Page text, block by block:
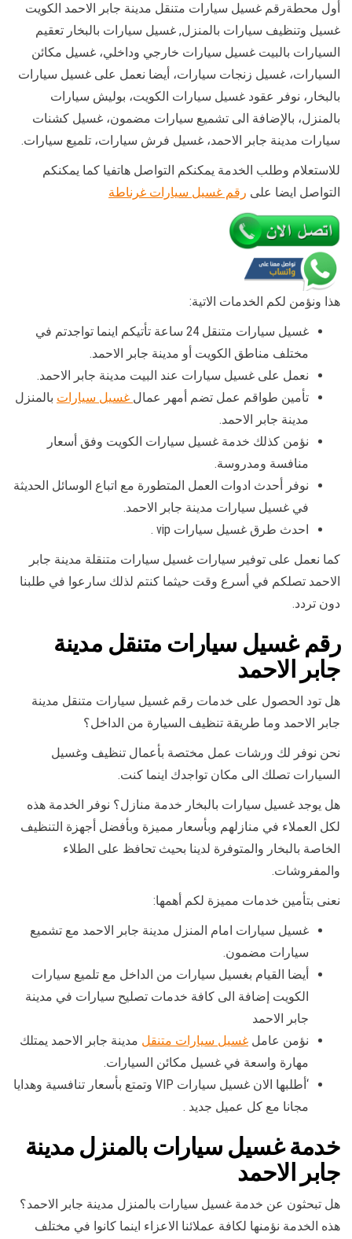
أول محطةرقم غسيل سيارات متنقل مدينة جابر الاحمد الكويت
غسيل وتنظيف سيارات بالمنزل, غسيل سيارات بالبخار تعقيم
السيارات بالبيت غسيل سيارات خارجي وداخلي، غسيل مكائن
السيارات، غسيل زنجات سيارات، أيضا نعمل على غسيل سيارات
بالبخار، نوفر عقود غسيل سيارات الكويت، بوليش سيارات
بالمنزل، بالإضافة الى تشميع سيارات مضمون، غسيل كشنات
سيارات مدينة جابر الاحمد، غسيل فرش سيارات، تلميع سيارات.
للاستعلام وطلب الخدمة يمكنكم التواصل هاتفيا كما يمكنكم
التواصل ايضا على رقم غسيل سيارات غرناطة
هذا ونؤمن لكم الخدمات الاتية:
غسيل سيارات متنقل 24 ساعة تأتيكم اينما تواجدتم في
مختلف مناطق الكويت أو مدينة جابر الاحمد.
نعمل على غسيل سيارات عند البيت مدينة جابر الاحمد.
تأمين طواقم عمل تضم أمهر عمال غسيل سيارات بالمنزل
مدينة جابر الاحمد.
نؤمن كذلك خدمة غسيل سيارات الكويت وفق أسعار
منافسة ومدروسة.
نوفر أحدث ادوات العمل المتطورة مع اتباع الوسائل الحديثة
في غسيل سيارات مدينة جابر الاحمد.
احدث طرق غسيل سيارات vip .
كما نعمل على توفير سيارات غسيل سيارات متنقلة مدينة جابر
الاحمد تصلكم في أسرع وقت حيثما كنتم لذلك سارعوا في طلبنا
دون تردد.
رقم غسيل سيارات متنقل مدينة
جابر الاحمد
هل تود الحصول على خدمات رقم غسيل سيارات متنقل مدينة
جابر الاحمد وما طريقة تنظيف السيارة من الداخل؟
نحن نوفر لك ورشات عمل مختصة بأعمال تنظيف وغسيل
السيارات تصلك الى مكان تواجدك اينما كنت.
هل يوجد غسيل سيارات بالبخار خدمة منازل؟ نوفر الخدمة هذه
لكل العملاء في منازلهم وبأسعار مميزة وبأفضل أجهزة التنظيف
الخاصة بالبخار والمتوفرة لدينا بحيث تحافظ على الطلاء
والمفروشات.
نعنى بتأمين خدمات مميزة لكم أهمها:
غسيل سيارات امام المنزل مدينة جابر الاحمد مع تشميع
سيارات مضمون.
أيضا القيام بغسيل سيارات من الداخل مع تلميع سيارات
الكويت إضافة الى كافة خدمات تصليح سيارات في مدينة
جابر الاحمد
نؤمن عامل غسيل سيارات متنقل مدينة جابر الاحمد يمتلك
مهارة واسعة في غسيل مكائن السيارات.
‘أطلبها الان غسيل سيارات VIP وتمتع بأسعار تنافسية وهدايا
مجانا مع كل عميل جديد .
خدمة غسيل سيارات بالمنزل مدينة
جابر الاحمد
هل تبحثون عن خدمة غسيل سيارات بالمنزل مدينة جابر الاحمد؟
هذه الخدمة نؤمنها لكافة عملائنا الاعزاء اينما كانوا في مختلف